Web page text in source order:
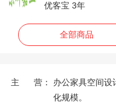
优客宝 3年
全部商品
主 营：
办公家具空间设
化规模。